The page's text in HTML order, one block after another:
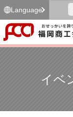
Language
イベ